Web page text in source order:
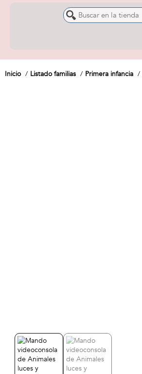
Inicio Listado familias Primera infancia